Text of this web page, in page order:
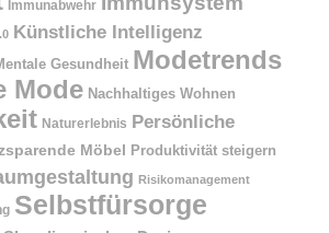
Immunabwehr
Künstliche Intelligenz
Gesundheit Modetrends
Mode Nachhaltiges Wohnen
Naturerlebnis Persönliche
Möbel Produktivität steigern
Risikomanagement
Selbstfürsorge